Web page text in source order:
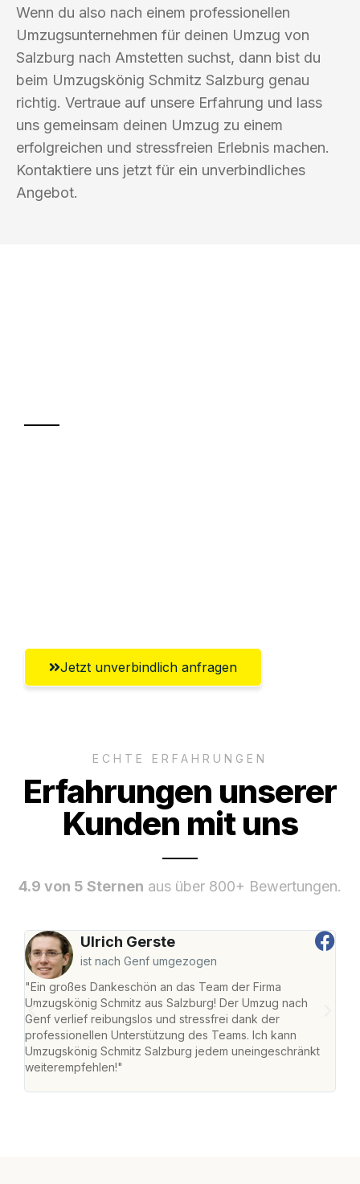
Wenn du also nach einem professionellen
Umzugsunternehmen für deinen Umzug von
Salzburg nach Amstetten suchst, dann bist du
beim Umzugskönig Schmitz Salzburg genau
richtig. Vertraue auf unsere Erfahrung und lass
uns gemeinsam deinen Umzug zu einem
erfolgreichen und stressfreien Erlebnis machen.
Kontaktiere uns jetzt für ein unverbindliches
Angebot.
Jetzt unverbindlich anfragen
ECHTE ERFAHRUNGEN
Erfahrungen unserer
Kunden mit uns
4.9 von 5 Sternen aus über 800+ Bewertungen.
Ulrich Gerste
ist nach Genf umgezogen
"Ein großes Dankeschön an das Team der Firma
Umzugskönig Schmitz aus Salzburg! Der Umzug nach
Genf verlief reibungslos und stressfrei dank der
professionellen Unterstützung des Teams. Ich kann
Umzugskönig Schmitz Salzburg jedem uneingeschränkt
weiterempfehlen!"